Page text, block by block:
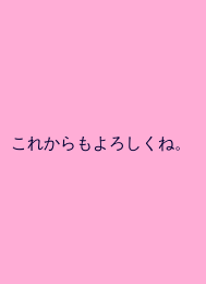
これからもよろしくね。